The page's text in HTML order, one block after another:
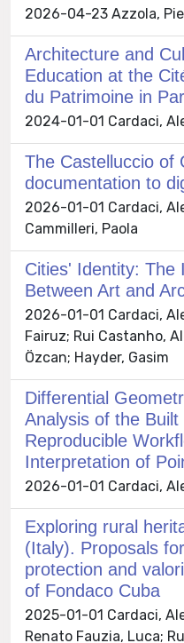
2026-04-23 Azzola,
Architecture and
Education at the
du Patrimoine in
2024-01-01 Cardaci,
The Castelluccio of
documentation to
2026-01-01 Cardaci,
Cammilleri, Paola
Cities' Identity: The
Between Art and
2026-01-01 Cardaci,
Fairuz; Rui Castanho,
Özcan; Hayder, Gasim
Differential
Analysis of the
Reproducible
Interpretation of
2026-01-01 Cardaci,
Exploring rural
(Italy). Proposals
protection and
of Fondaco Cuba
2025-01-01 Cardaci,
Renato Fauzia, Luca;